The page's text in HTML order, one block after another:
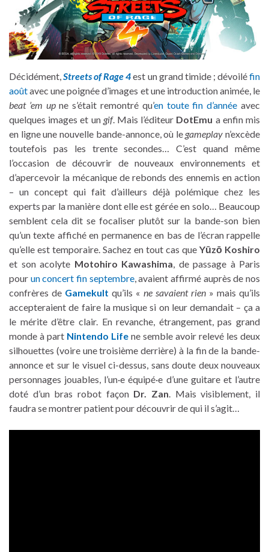
Décidément,Streets of Rage 4est un grand timide ; dévoiléfin
aoûtavec une poignée d’images et une introduction animée, le
beat ’em upne s’était remontré qu’en toute fin d’année avec
quelques images et un gif. Mais l’éditeur DotEmu a enfin mis
en ligne une nouvelle bande-annonce, où le gameplay n’excède
toutefois pas les trente secondes… C’est quand même
l’occasion de découvrir de nouveaux environnements et
d’apercevoir la mécanique de rebonds des ennemis en action
– un concept qui fait d’ailleurs déjà polémique chez les
experts par la manière dont elle est gérée en solo… Beaucoup
semblent cela dit se focaliser plutôt sur la bande-son bien
qu’un texte affiché en permanence en bas de l’écran rappelle
qu’elle est temporaire. Sachez en tout cas que Yūzō Koshiro
et son acolyte Motohiro Kawashima, de passage à Paris
pour un concert fin septembre, avaient affirmé auprès de nos
confrères de Gamekult qu’ils « ne savaient rien» mais qu’ils
accepteraient de faire la musique si on leur demandait – ça a
le mérite d’être clair. En revanche, étrangement, pas grand
monde à part Nintendo Life ne semble avoir relevé les deux
silhouettes (voire une troisième derrière) à la fin de la bande-
annonce et sur le visuel ci-dessus, sans doute deux nouveaux
personnages jouables, l’un·e équipé·e d’une guitare et l’autre
doté d’un bras robot façon Dr. Zan. Mais visiblement, il
faudra se montrer patient pour découvrir de qui il s’agit…